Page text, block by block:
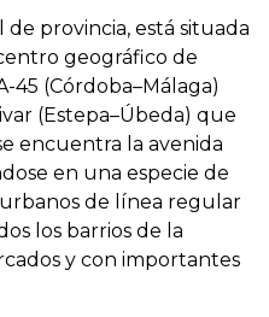
provincia, está situada
geográfico de
(Córdoba–Málaga)
(Estepa–Úbeda) que
encuentra la avenida
en una especie de
de línea regular
los barrios de la
y con importantes